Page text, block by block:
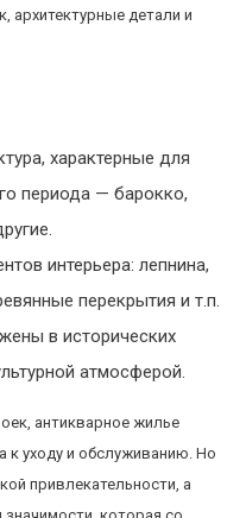
архитектурные детали и
характерные для
периода — барокко,
интерьера: лепнина,
перекрытия и т.п.
в исторических
атмосферой.
антикварное жилье
к уходу и обслуживанию. Но
привлекательности, а